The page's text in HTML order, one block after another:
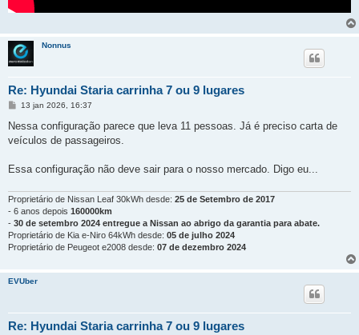
Nonnus
Re: Hyundai Staria carrinha 7 ou 9 lugares
M
n
a
m
13 jan 2026, 16:37
Nessa configuração parece que leva 11 pessoas. Já é preciso carta de
veículos de passageiros.
Essa configuração não deve sair para o nosso mercado. Digo eu...
Proprietário de Nissan Leaf 30kWh desde: 25 de Setembro de 2017
- 6 anos depois 160000km
- 30 de setembro 2024 entregue a Nissan ao abrigo da garantia para abate.
Proprietário de Kia e-Niro 64kWh desde: 05 de julho 2024
Proprietário de Peugeot e2008 desde: 07 de dezembro 2024
EVUber
Re: Hyundai Staria carrinha 7 ou 9 lugares